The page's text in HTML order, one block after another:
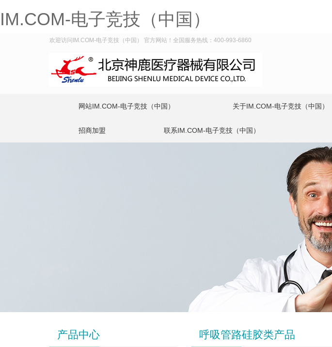
IM.COM-电子竞技（中国）
欢迎访问IM.COM-电子竞技（中国） 官方网站！全国服务热线：400-993-6860
网站IM.COM-电子竞技（中国） 关于IM.COM-电子竞技（中国）
招商加盟 联系IM.COM-电子竞技（中国）
呼吸管路硅胶类产品
产品中心